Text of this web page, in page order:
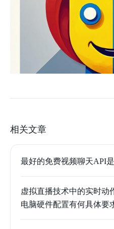
相关文章
最好的免费视频聊天API
虚拟直播技术中的实时动
电脑硬件配置有何具体要